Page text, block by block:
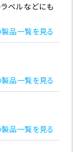
ベルなどにも
品一覧を見る
品一覧を見る
品一覧を見る